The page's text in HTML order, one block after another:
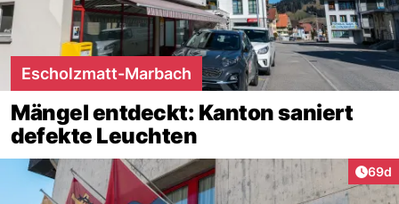
Escholzmatt-Marbach
Mängel entdeckt: Kanton saniert
defekte Leuchten
69d